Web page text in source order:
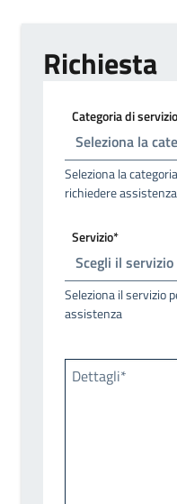
Richiesta
Categoria di
Seleziona la
richiedere assistenza
Servizio*
Seleziona il servizio
assistenza
Dettagli*